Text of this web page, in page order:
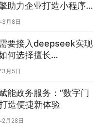
助力企业打造小程序
3月8日
要接入deepseek实现
何选择擅长
术的开发公司？
3月5日
能政务服务：“数字门
造便捷新体验
月28日